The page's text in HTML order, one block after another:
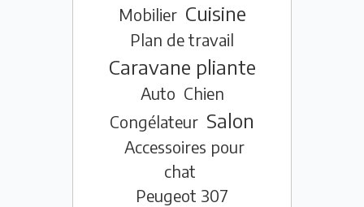
Mobilier Cuisine
Plan de travail
Caravane pliante
Auto Chien
Congélateur Salon
Accessoires pour
chat
Peugeot 307